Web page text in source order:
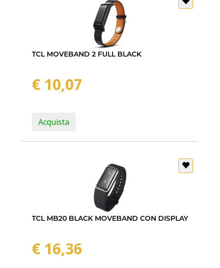
TCL MOVEBAND 2 FULL BLACK
€ 10,07
Acquista
TCL MB20 BLACK MOVEBAND CON DISPLAY
€ 16,36